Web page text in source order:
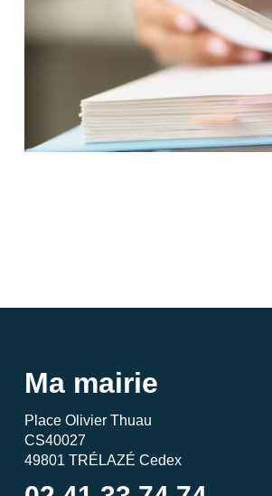
Ma mairie
Place Olivier Thuau
CS40027
49801 TRÉLAZÉ Cedex